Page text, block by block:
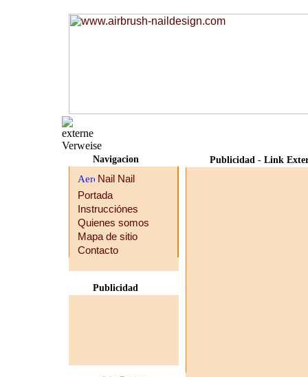
Publicidad - Link
Navigacion
Portada
Instrucciónes
Quienes somos
Mapa de sitio
Contacto
Publicidad